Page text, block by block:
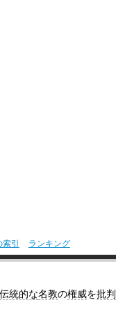
索引 ランキング
統的な名教の権威を批判